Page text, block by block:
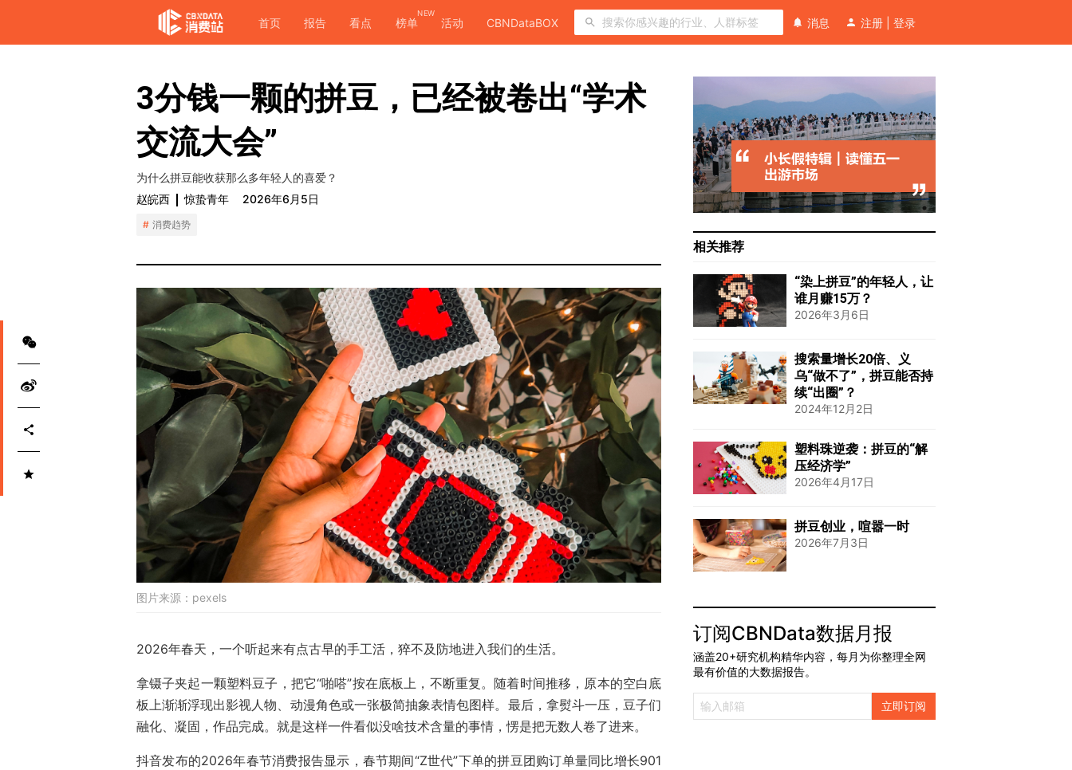
首页 报告 看点 榜单
NEW
活动 CBNDataBOX 消息 注册 登录
3分钱一颗的拼豆，已经被卷出“学术
交流大会”
为什么拼豆能收获那么多年轻人的喜爱？
赵皖西
惊蛰青年 2026年6月5日
消费趋势
图片来源： pexels
2026年春天，一个听起来有点古早的手工活，猝不及防地进入我们的生活。
拿镊子夹起一颗塑料豆子，把它“啪嗒”按在底板上，不断重复。随着时间推移，原本的空白底
板上渐渐浮现出影视人物、动漫角色或一张极简抽象表情包图样。最后，拿熨斗一压，豆子们
融化、凝固，作品完成。就是这样一件看似没啥技术含量的事情，愣是把无数人卷了进来。
抖音发布的2026年春节消费报告显示，春节期间“Z世代”下单的拼豆团购订单量同比增长901
相关推荐
“染上拼豆”的年轻人，让
谁月赚15万？
2026年3月6日
搜索量增长20倍、义
乌“做不了”，拼豆能否持
续“出圈”？
2024年12月2日
塑料珠逆袭：拼豆的“解
压经济学”
2026年4月17日
拼豆创业，喧嚣一时
2026年7月3日
订阅CBNData数据月报
涵盖20+研究机构精华内容，每月为你整理全网
最有价值的大数据报告。
立即订阅